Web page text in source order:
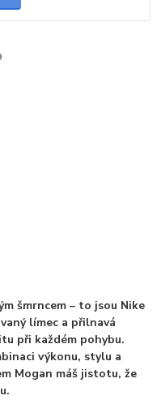
šmrncem – to jsou Nike
límec a přilnavá
při každém pohybu.
výkonu, stylu a
Mogan máš jistotu, že